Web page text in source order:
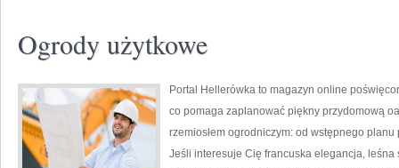
Ogrody użytkowe
Portal Hellerówka to magazyn online
co pomaga zaplanować piękny przydomową
rzemiosłem ogrodniczym: od wstępnego
Jeśli interesuje Cię francuska elegancja,